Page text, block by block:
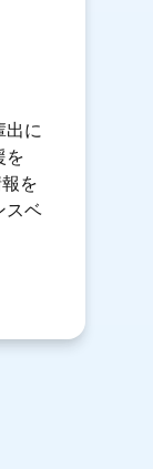
出に
を
を
スベ